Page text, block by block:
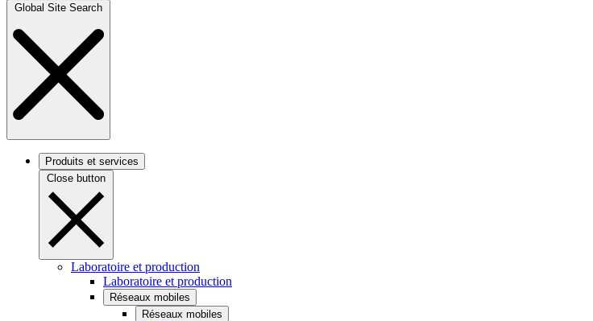
Global Site Search
Produits et services
Close button
Laboratoire et production
Laboratoire et production
Réseaux mobiles
Réseaux mobiles